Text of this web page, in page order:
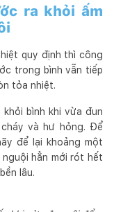
ra khỏi ấm
quy định thì công
trong bình vẫn tiếp
tỏa nhiệt.
bình khi vừa đun
và hư hỏng. Để
để lại khoảng một
hẳn mới rót hết
lâu.